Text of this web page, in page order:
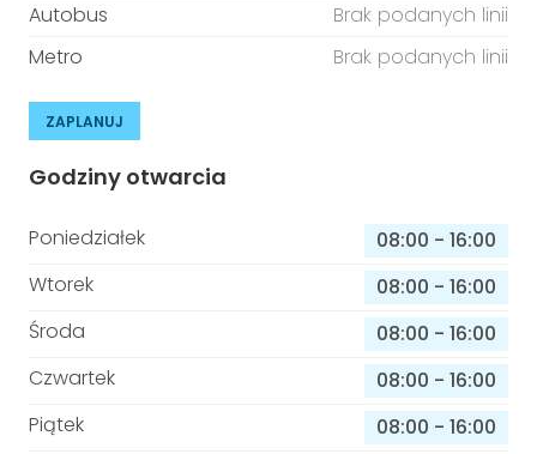
Autobus
Brak podanych linii
Metro
Brak podanych linii
ZAPLANUJ
Godziny otwarcia
Poniedziałek 08:00 - 16:00
Wtorek
08:00 - 16:00
Środa
08:00 - 16:00
Czwartek
08:00 - 16:00
Piątek
08:00 - 16:00